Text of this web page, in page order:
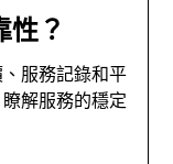
性？
服務記錄和平
解服務的穩定